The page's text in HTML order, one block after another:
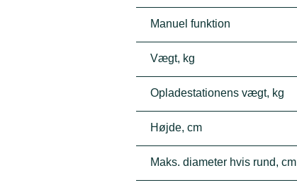
Manuel funktion
Vægt, kg
Opladestationens vægt, kg
Højde, cm
Maks. diameter hvis rund, cm